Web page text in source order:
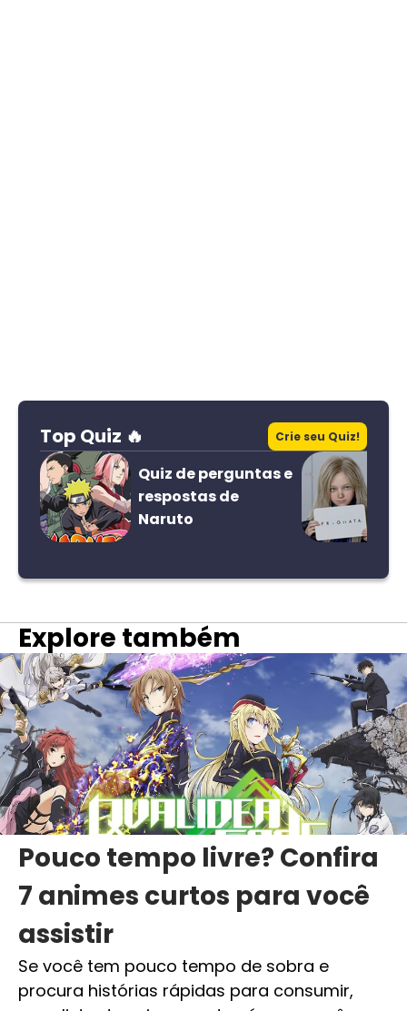
Top Quiz 🔥 Crie seu Quiz!
Quiz de perguntas e
respostas de
Naruto
Explore também
Pouco tempo livre? Confira
7 animes curtos para você
assistir
Se você tem pouco tempo de sobra e
procura histórias rápidas para consumir,